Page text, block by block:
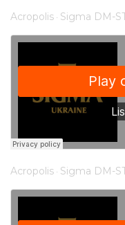
Acropolis · Sigma DM-
Acropolis · Sigma DM-ST